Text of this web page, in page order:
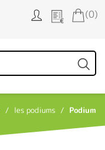
(0)
les podiums
Podium